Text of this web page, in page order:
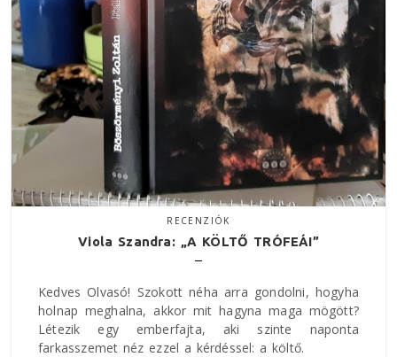
RECENZIÓK
Viola Szandra: „A KÖLTŐ TRÓFEÁI”
Kedves Olvasó! Szokott néha arra gondolni, hogyha
holnap meghalna, akkor mit hagyna maga mögött?
Létezik egy emberfajta, aki szinte naponta
farkasszemet néz ezzel a kérdéssel: a költő.